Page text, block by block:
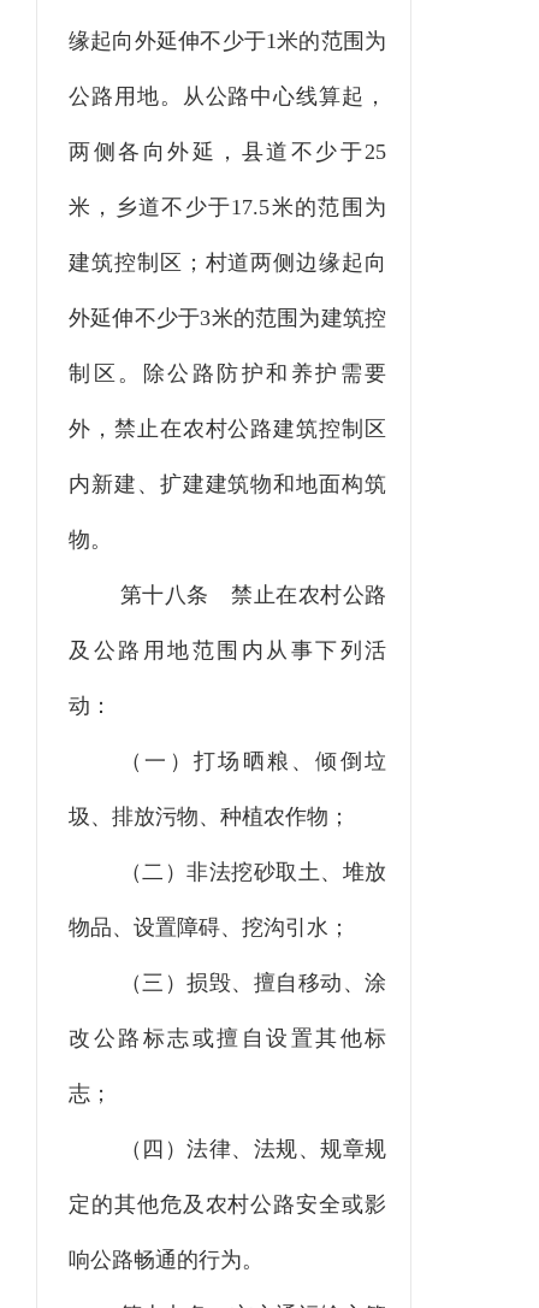
缘起向外延伸不少于1米的范围为
公路用地。从公路中心线算起，
两侧各向外延，县道不少于25
米，乡道不少于17.5米的范围为
建筑控制区；村道两侧边缘起向
外延伸不少于3米的范围为建筑控
制区。除公路防护和养护需要
外，禁止在农村公路建筑控制区
内新建、扩建建筑物和地面构筑
物。
第十八条 禁止在农村公路
及公路用地范围内从事下列活
动：
（一）打场晒粮、倾倒垃
圾、排放污物、种植农作物；
（二）非法挖砂取土、堆放
物品、设置障碍、挖沟引水；
（三）损毁、擅自移动、涂
改公路标志或擅自设置其他标
志；
（四）法律、法规、规章规
定的其他危及农村公路安全或影
响公路畅通的行为。